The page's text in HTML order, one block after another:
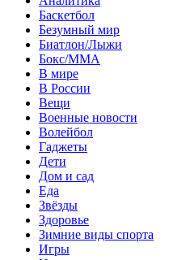
Баскетбол
Безумный мир
Биатлон/Лыжи
Бокс/MMA
В мире
В России
Вещи
Военные новости
Волейбол
Гаджеты
Дети
Дом и сад
Еда
Звёзды
Здоровье
Зимние виды спорта
Игры